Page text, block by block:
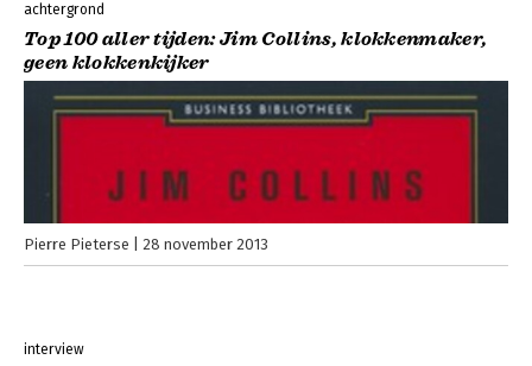
achtergrond
Top 100 aller tijden: Jim Collins, klokkenmaker,
geen klokkenkijker
Pierre Pieterse 28 november 2013
interview